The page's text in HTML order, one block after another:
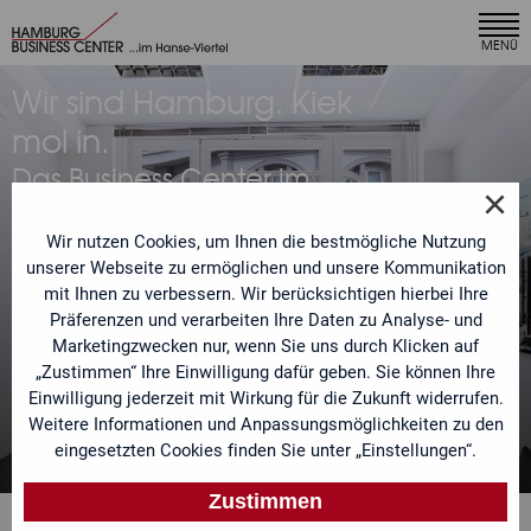
Wir sind Hamburg. Kiek
mol in.
Das Business Center im
Stilsicher, cool und gut
gelaunt!
Jetzt individuelles Angebot
anfordern
MENÜ
×
Ihr Angebot anfordern
Unser Team bearbeitet Ihre Anfrage umgehend und
meldet sich mit einem individuellen Angebot bei Ihnen.
Sie möchten ein speziell auf Ihre Bedürfnisse
uns einfach Ihre Anforderungen mit.
Anrede
Name
Telefon
×
Wir nutzen Cookies, um Ihnen die bestmögliche Nutzung
unserer Webseite zu ermöglichen und unsere Kommunikation
mit Ihnen zu verbessern. Wir berücksichtigen hierbei Ihre
Präferenzen und verarbeiten Ihre Daten zu Analyse- und
Marketingzwecken nur, wenn Sie uns durch Klicken auf
„Zustimmen“ Ihre Einwilligung dafür geben. Sie können Ihre
Einwilligung jederzeit mit Wirkung für die Zukunft widerrufen.
Weitere Informationen und Anpassungsmöglichkeiten zu den
eingesetzten Cookies finden Sie unter „Einstellungen“.
Zustimmen